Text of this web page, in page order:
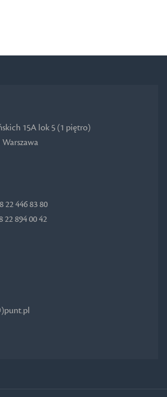
15A lok 5 (1 piętro)
Warszawa
22 446 83 80
22 894 00 42